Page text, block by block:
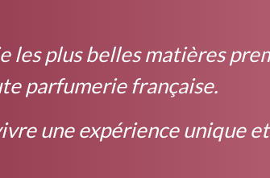
les plus belles matières
parfumerie française.
une expérience unique